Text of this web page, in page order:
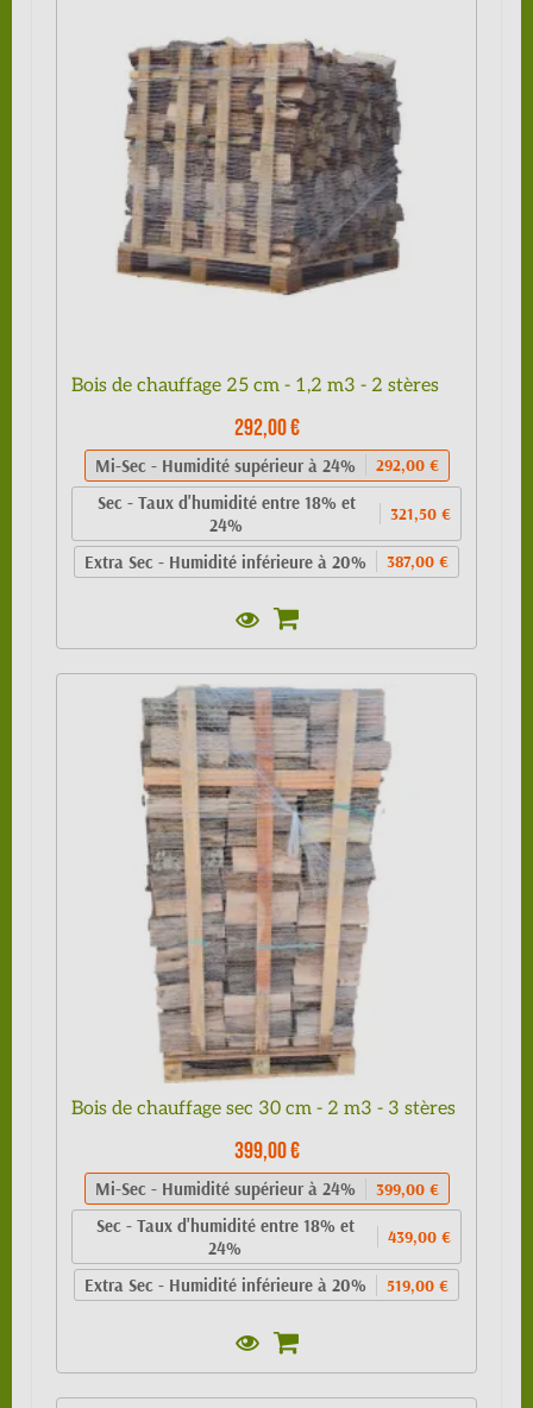
Bois de chauffage 25 cm - 1,2 m3 - 2 stères
292,00 €
Mi-Sec - Humidité supérieur à 24% 292,00 €
Sec - Taux d'humidité entre 18% et
24%
321,50 €
Extra Sec - Humidité inférieure à 20% 387,00 €
Bois de chauffage sec 30 cm - 2 m3 - 3 stères
399,00 €
Mi-Sec - Humidité supérieur à 24% 399,00 €
Sec - Taux d'humidité entre 18% et
24%
439,00 €
Extra Sec - Humidité inférieure à 20% 519,00 €